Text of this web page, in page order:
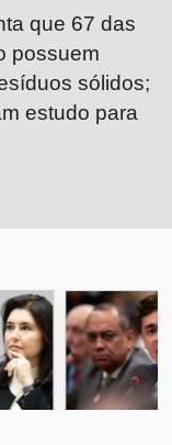
que 67 das
possuem
sólidos;
estudo para
PÚBLICO
Tebet lidera
disputa pelo
Senado em